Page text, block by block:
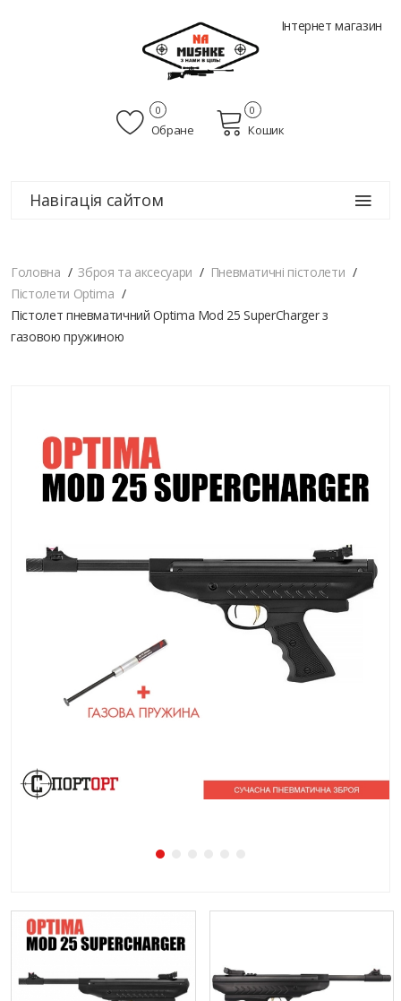
Інтернет магазин
Обране
0
Кошик
0
Навігація сайтом
Головна Зброя та аксесуари
Пневматичні пістолети
Пістолети Optima
Пістолет пневматичний Optima Mod 25 SuperCharger з
газовою пружиною